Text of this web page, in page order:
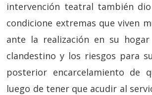
intervención teatral también
condicione extremas que viven
ante la realización en su
clandestino y los riesgos para
posterior encarcelamiento de
luego de tener que acudir al